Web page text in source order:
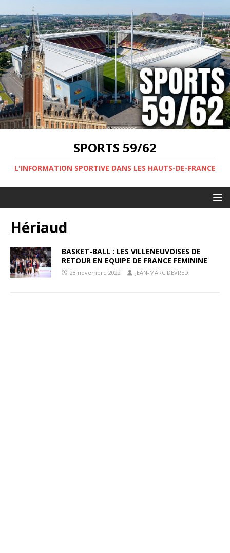
SPORTS 59/62
L'INFORMATION SPORTIVE DANS LES HAUTS-DE-FRANCE
Hériaud
BASKET-BALL : LES VILLENEUVOISES DE
RETOUR EN EQUIPE DE FRANCE FEMININE
28 novembre 2022 JEAN-MARC DEVRED